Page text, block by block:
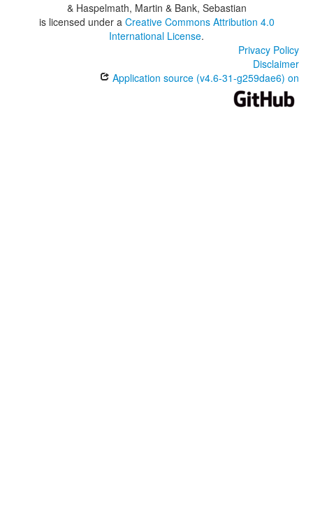
& Haspelmath, Martin & Bank, Sebastian
is licensed under a Creative Commons Attribution 4.0
International License.
Privacy Policy
Disclaimer
Application source (v4.6-31-g259dae6) on